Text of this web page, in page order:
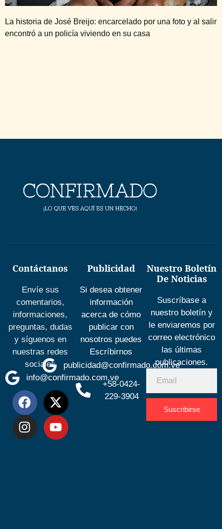
La historia de José Breijo: encarcelado por una foto y al salir
encontró a un policía viviendo en su casa
Contáctanos
Envíe sus
comentarios,
informaciones,
preguntas, dudas
y síguenos en
nuestras redes
sociales
info@confirmado.com.ve
Publicidad
Si desea obtener
información
acerca de cómo
publicar con
nosotros puedes
Escríbirnos
publicidad@confirmado.com.ve
+58-0424-
229-3904
Nuestro Boletín
De Noticias
Suscríbase a
nuestro boletín y
le enviaremos por
correo electrónico
las últimas
publicaciones.
Suscribirse